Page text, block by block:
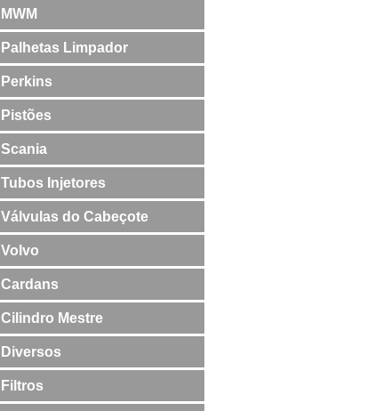
MWM
Palhetas Limpador
Perkins
Pistões
Scania
Tubos Injetores
Válvulas do Cabeçote
Volvo
Cardans
Cilindro Mestre
Diversos
Filtros